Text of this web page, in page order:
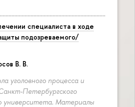
специалиста в ходе
подозреваемого/
В. В.
уголовного процесса и
Петербургского
университета. Материалы